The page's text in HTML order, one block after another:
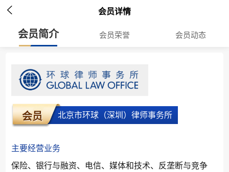
 会员详情
会员简介 会员荣誉 会员动态
会员 北京市环球（深圳）律师事务所
主要经营业务
保险、银行与融资、电信、媒体和技术、反垄断与竞争